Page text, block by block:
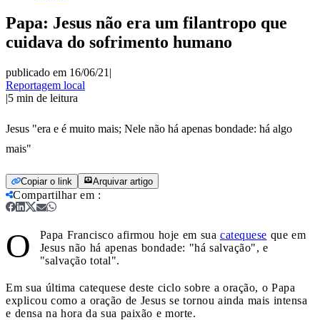
Papa: Jesus não era um filantropo que
cuidava do sofrimento humano
publicado em 16/06/21 |
Reportagem local
|5 min de leitura
Jesus "era e é muito mais; Nele não há apenas bondade: há algo
mais"
Copiar o link Arquivar artigo
Compartilhar em :
O Papa Francisco afirmou hoje em sua catequese que em
Jesus não há apenas bondade: "há salvação", e
"salvação total".
Em sua última catequese deste ciclo sobre a oração, o Papa
explicou como a oração de Jesus se tornou ainda mais intensa
e densa na hora da sua paixão e morte.